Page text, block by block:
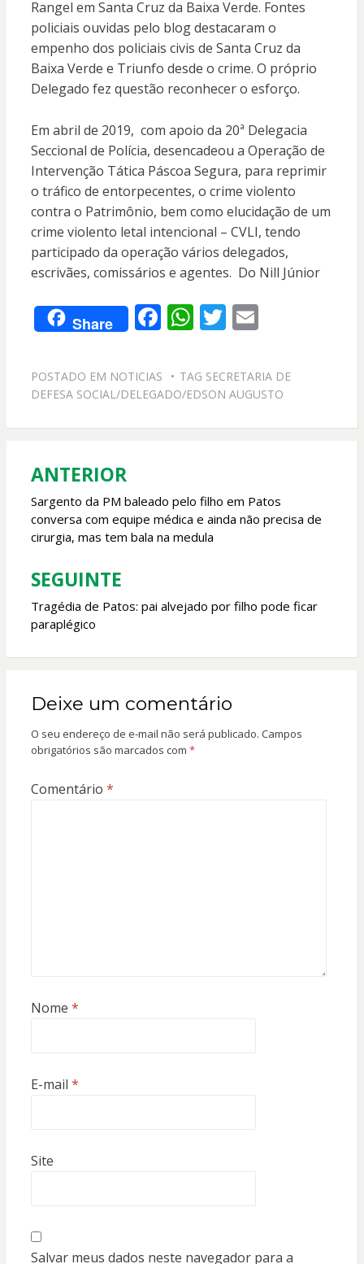
Rangel em Santa Cruz da Baixa Verde. Fontes
policiais ouvidas pelo blog destacaram o
empenho dos policiais civis de Santa Cruz da
Baixa Verde e Triunfo desde o crime. O próprio
Delegado fez questão reconhecer o esforço.
Em abril de 2019, com apoio da 20ª Delegacia
Seccional de Polícia, desencadeou a Operação de
Intervenção Tática Páscoa Segura, para reprimir
o tráfico de entorpecentes, o crime violento
contra o Patrimônio, bem como elucidação de um
crime violento letal intencional – CVLI, tendo
participado da operação vários delegados,
escrivães, comissários e agentes. Do Nill Júnior
Share F
e
b
o
W
at
s
A
T
itt
er
E
ai
l
POSTADO EM NOTICIAS TAG SECRETARIA DE
DEFESA SOCIAL/DELEGADO/EDSON AUGUSTO
Navegação
de
Post
ANTERIOR
Sargento da PM baleado pelo filho em Patos
conversa com equipe médica e ainda não precisa de
cirurgia, mas tem bala na medula
SEGUINTE
Tragédia de Patos: pai alvejado por filho pode ficar
paraplégico
Deixe um comentário
O seu endereço de e-mail não será publicado. Campos
obrigatórios são marcados com *
Comentário *
Nome *
E-mail *
Site
Salvar meus dados neste navegador para a